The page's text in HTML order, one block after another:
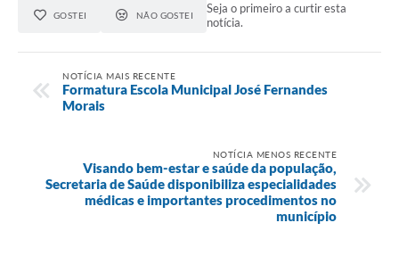
GOSTEI NÃO GOSTEI
Seja o primeiro a curtir esta
notícia.
NOTÍCIA MAIS RECENTE
Formatura Escola Municipal José Fernandes
Morais
NOTÍCIA MENOS RECENTE
Visando bem-estar e saúde da população,
Secretaria de Saúde disponibiliza especialidades
médicas e importantes procedimentos no
município